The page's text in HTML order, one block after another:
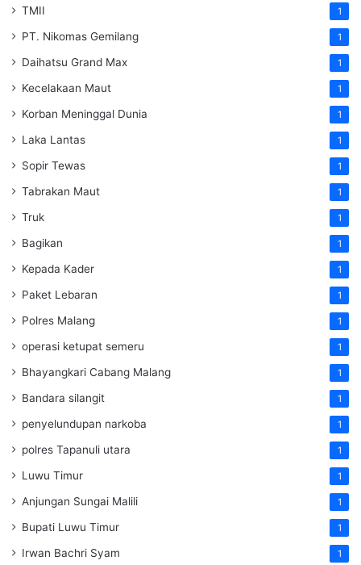
TMII 1
PT. Nikomas Gemilang 1
Daihatsu Grand Max 1
Kecelakaan Maut 1
Korban Meninggal Dunia 1
Laka Lantas 1
Sopir Tewas 1
Tabrakan Maut 1
Truk 1
Bagikan 1
Kepada Kader 1
Paket Lebaran 1
Polres Malang 1
operasi ketupat semeru 1
Bhayangkari Cabang Malang 1
Bandara silangit 1
penyelundupan narkoba 1
polres Tapanuli utara 1
Luwu Timur 1
Anjungan Sungai Malili 1
Bupati Luwu Timur 1
Irwan Bachri Syam 1